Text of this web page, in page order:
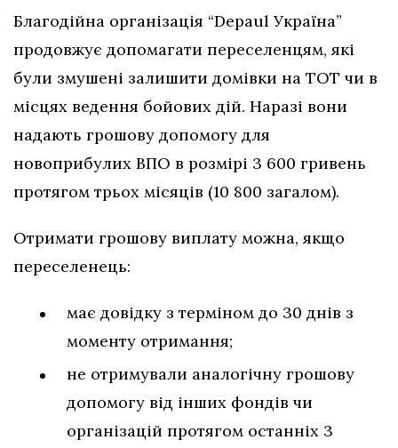
Благодійна організація “Depaul Україна”
продовжує допомагати переселенцям, які
були змушені залишити домівки на ТОТ чи в
місцях ведення бойових дій. Наразі вони
надають грошову допомогу для
новоприбулих ВПО в розмірі 3 600 гривень
протягом трьох місяців (10 800 загалом).
Отримати грошову виплату можна, якщо
переселенець:
має довідку з терміном до 30 днів з
моменту отримання;
не отримували аналогічну грошову
допомогу від інших фондів чи
організацій протягом останніх 3